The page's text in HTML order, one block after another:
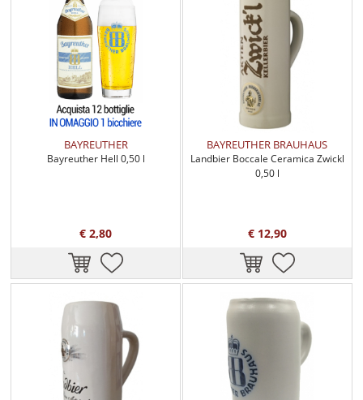
BAYREUTHER
Bayreuther Hell 0,50 l
€ 2,80
BAYREUTHER BRAUHAUS
Landbier Boccale Ceramica Zwickl
0,50 l
€ 12,90